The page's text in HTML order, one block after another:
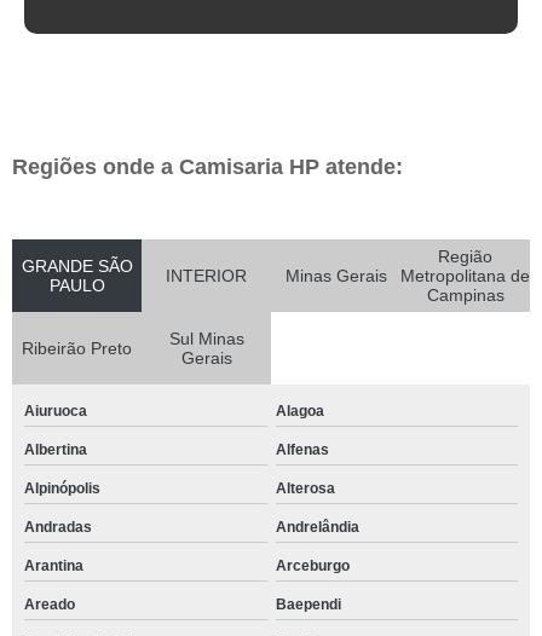
Regiões onde a Camisaria HP atende:
GRANDE SÃO
PAULO
INTERIOR Minas Gerais
Região
Metropolitana de
Campinas
Ribeirão Preto
Sul Minas
Gerais
Aiuruoca Alagoa
Albertina Alfenas
Alpinópolis Alterosa
Andradas Andrelândia
Arantina Arceburgo
Areado Baependi